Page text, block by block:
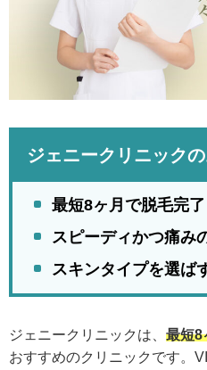
ジェニークリニック
最短8ヶ月で脱毛完了
スピーディかつ痛み
スキンタイプを選ば
ジェニークリニックは、 最短8
おすすめのクリニックです。